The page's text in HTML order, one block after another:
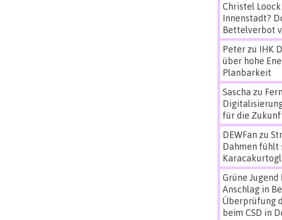
Christel Loock
Innenstadt?
Bettelverbot
Peterzu IHK
über hohe
Planbarkeit
Sascha zu
für die
DEWFan zu
Dahmen fühlt
Grüne
Anschlag in
Überprüfung
beim CSD in